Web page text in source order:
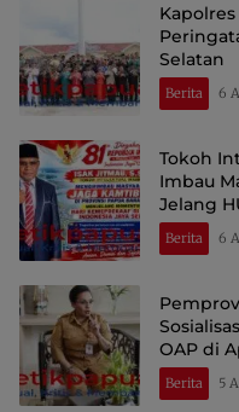
Selatan
Berita 6
Tokoh
Imbau
Jelang
Berita 6
OAP di
Berita 5